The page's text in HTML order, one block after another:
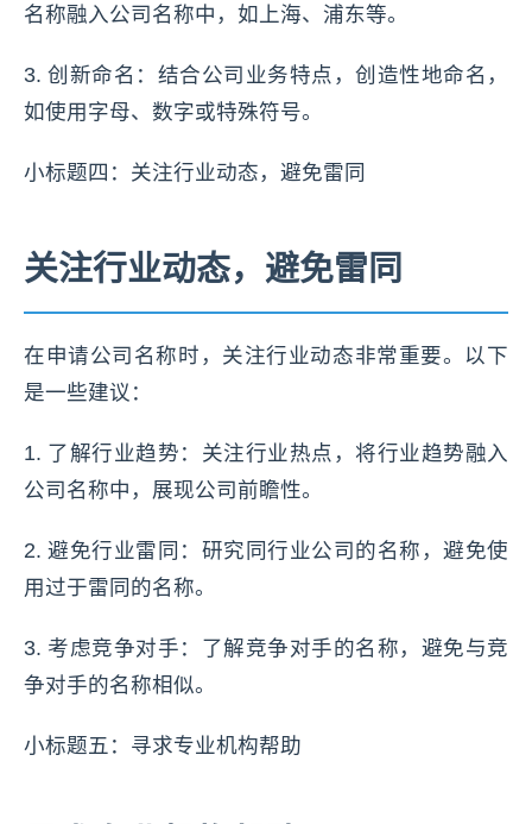
名称融入公司名称中，如上海、浦东等。
3. 创新命名：结合公司业务特点，创造性地命名，
如使用字母、数字或特殊符号。
小标题四：关注行业动态，避免雷同
关注行业动态，避免雷同
在申请公司名称时，关注行业动态非常重要。以下
是一些建议：
1. 了解行业趋势：关注行业热点，将行业趋势融入
公司名称中，展现公司前瞻性。
2. 避免行业雷同：研究同行业公司的名称，避免使
用过于雷同的名称。
3. 考虑竞争对手：了解竞争对手的名称，避免与竞
争对手的名称相似。
小标题五：寻求专业机构帮助